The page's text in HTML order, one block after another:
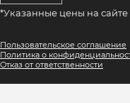
*Указанные цены на
Пользовательское соглашение
Политика о
Отказ от ответственности